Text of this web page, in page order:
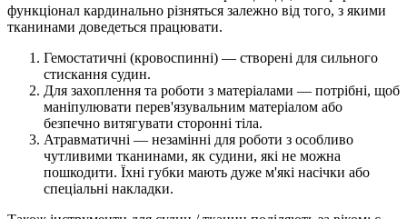
функціонал кардинально різняться залежно від того, з якими
тканинами доведеться працювати.
Гемостатичні (кровоспинні) — створені для сильного
стискання судин.
Для захоплення та роботи з матеріалами — потрібні, щоб
маніпулювати перев'язувальним матеріалом або
безпечно витягувати сторонні тіла.
Атравматичні — незамінні для роботи з особливо
чутливими тканинами, як судини, які не можна
пошкодити. Їхні губки мають дуже м'які насічки або
спеціальні накладки.